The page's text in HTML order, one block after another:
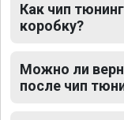
Как чип
коробку?
Можно ли
после чип